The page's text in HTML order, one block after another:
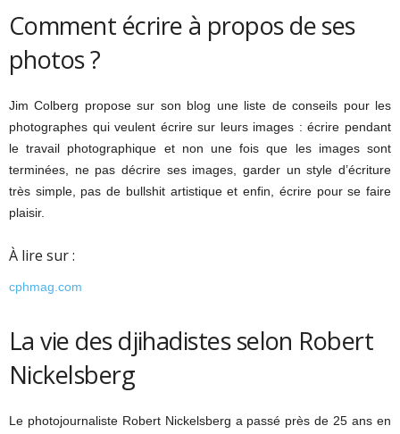
Comment écrire à propos de ses
photos ?
Jim Colberg propose sur son blog une liste de conseils pour les
photographes qui veulent écrire sur leurs images : écrire pendant
le travail photographique et non une fois que les images sont
terminées, ne pas décrire ses images, garder un style d’écriture
très simple, pas de bullshit artistique et enfin, écrire pour se faire
plaisir.
À lire sur :
cphmag.com
La vie des djihadistes selon Robert
Nickelsberg
Le photojournaliste Robert Nickelsberg a passé près de 25 ans en